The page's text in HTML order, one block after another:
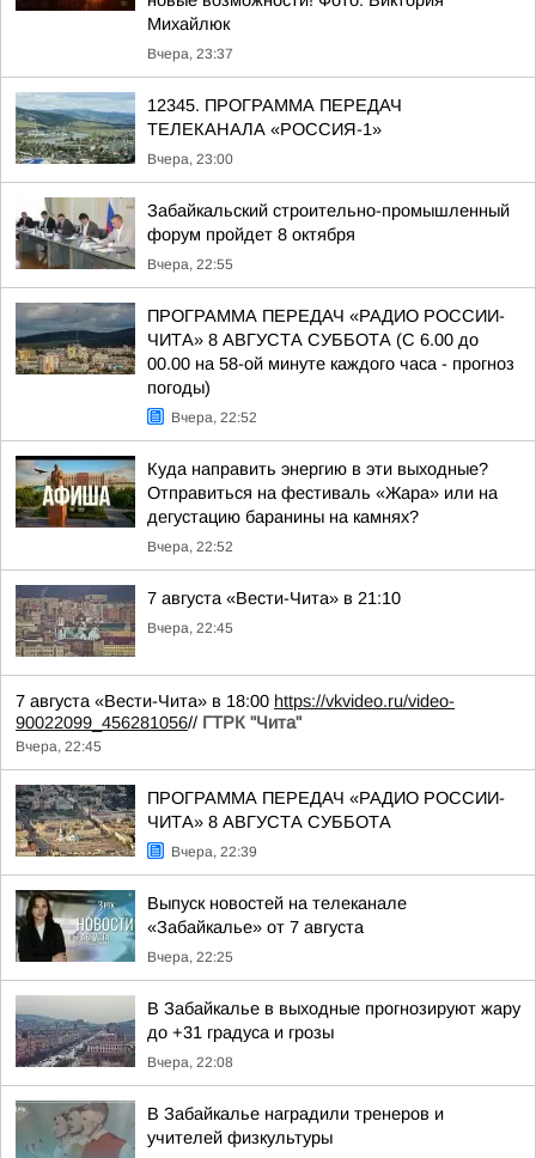
Михайлюк
Вчера, 23:37
12345. ПРОГРАММА ПЕРЕДАЧ
ТЕЛЕКАНАЛА «РОССИЯ-1»
Вчера, 23:00
Забайкальский строительно-промышленный
форум пройдет 8 октября
Вчера, 22:55
ПРОГРАММА ПЕРЕДАЧ «РАДИО РОССИИ-
ЧИТА» 8 АВГУСТА СУББОТА (С 6.00 до
00.00 на 58-ой минуте каждого часа - прогноз
погоды)
Вчера, 22:52
Куда направить энергию в эти выходные?
Отправиться на фестиваль «Жара» или на
дегустацию баранины на камнях?
Вчера, 22:52
7 августа «Вести-Чита» в 21:10
Вчера, 22:45
7 августа «Вести-Чита» в 18:00 https://vkvideo.ru/video-
90022099_456281056// ГТРК "Чита"
Вчера, 22:45
ПРОГРАММА ПЕРЕДАЧ «РАДИО РОССИИ-
ЧИТА» 8 АВГУСТА СУББОТА
Вчера, 22:39
Выпуск новостей на телеканале
«Забайкалье» от 7 августа
Вчера, 22:25
В Забайкалье в выходные прогнозируют жару
до +31 градуса и грозы
Вчера, 22:08
В Забайкалье наградили тренеров и
учителей физкультуры